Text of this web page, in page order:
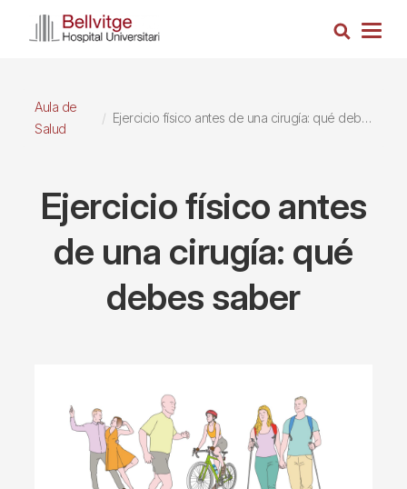
Busca
Aula de
Salud
Ejercicio físico antes de una cirugía: qué debes saber
Ejercicio físico antes
de una cirugía: qué
debes saber